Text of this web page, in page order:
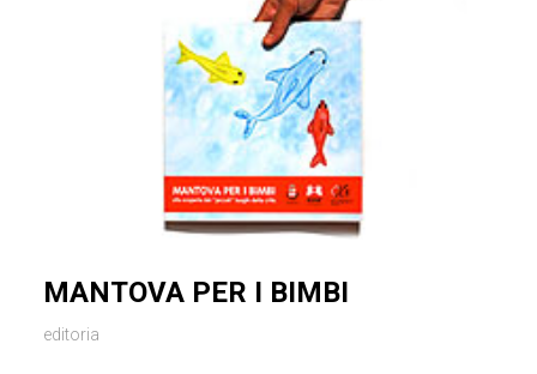
MANTOVA PER I BIMBI
editoria